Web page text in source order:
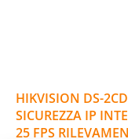
HIKVISION DS-
SICUREZZA IP
25 FPS